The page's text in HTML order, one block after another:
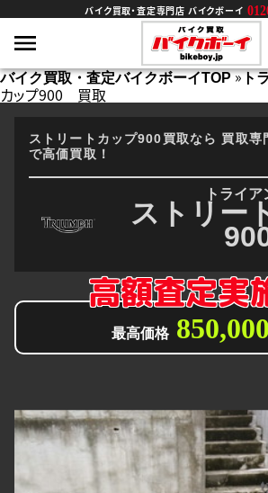
バイク買取・査定専門店 バイクボーイ
バイク買取・査定バイクボーイTOP»ト
カップ900 買取
ストリートカップ900買取なら 買取専
で高価買取！
トライア
ストリー
高額査定実
最高価格 850,000